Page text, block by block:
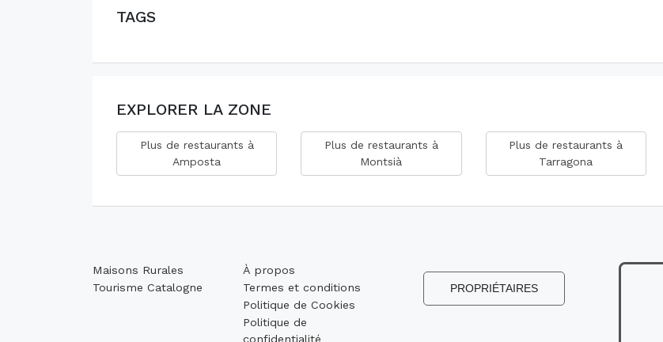
TAGS
EXPLORER LA ZONE
Plus de restaurants à
Amposta
Plus de restaurants à
Montsià
Plus de restaurants à
Tarragona
Maisons Rurales
Tourisme Catalogne
À propos
Termes et conditions
Politique de Cookies
Politique de
confidentialité
PROPRIÉTAIRES